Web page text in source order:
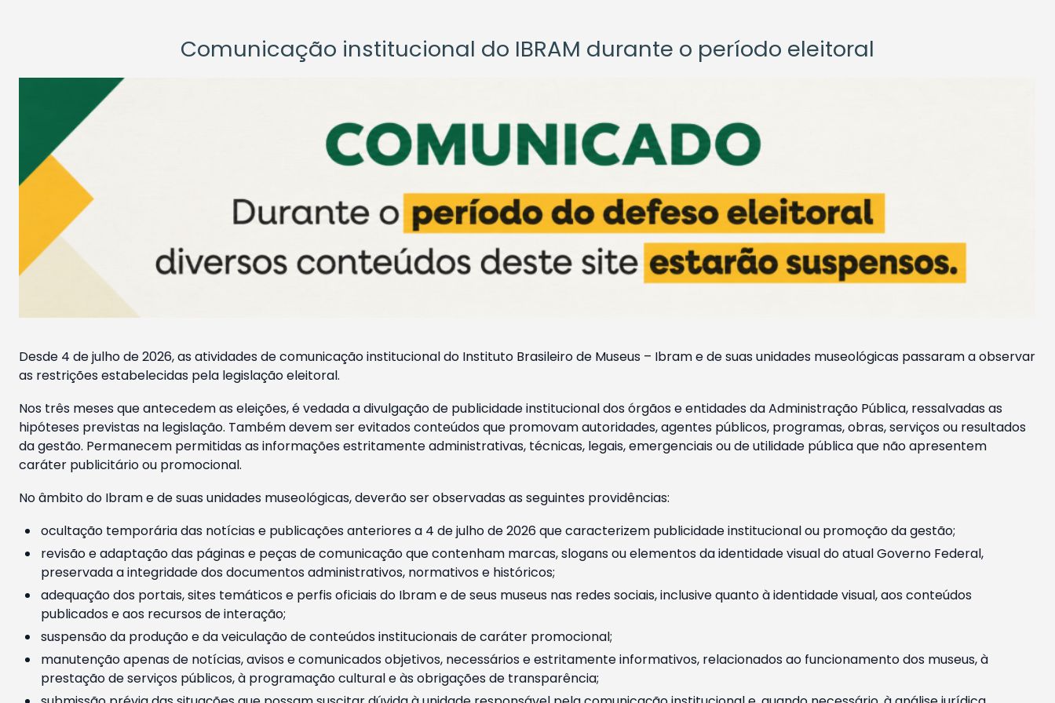
Comunicação institucional do IBRAM durante o período eleitoral
Desde 4 de julho de 2026, as atividades de comunicação institucional do Instituto Brasileiro de Museus – Ibram e de suas unidades museológicas passaram a observar
as restrições estabelecidas pela legislação eleitoral.
Nos três meses que antecedem as eleições, é vedada a divulgação de publicidade institucional dos órgãos e entidades da Administração Pública, ressalvadas as
hipóteses previstas na legislação. Também devem ser evitados conteúdos que promovam autoridades, agentes públicos, programas, obras, serviços ou resultados
da gestão. Permanecem permitidas as informações estritamente administrativas, técnicas, legais, emergenciais ou de utilidade pública que não apresentem
caráter publicitário ou promocional.
No âmbito do Ibram e de suas unidades museológicas, deverão ser observadas as seguintes providências:
ocultação temporária das notícias e publicações anteriores a 4 de julho de 2026 que caracterizem publicidade institucional ou promoção da gestão;
revisão e adaptação das páginas e peças de comunicação que contenham marcas, slogans ou elementos da identidade visual do atual Governo Federal,
preservada a integridade dos documentos administrativos, normativos e históricos;
adequação dos portais, sites temáticos e perfis oficiais do Ibram e de seus museus nas redes sociais, inclusive quanto à identidade visual, aos conteúdos
publicados e aos recursos de interação;
suspensão da produção e da veiculação de conteúdos institucionais de caráter promocional;
manutenção apenas de notícias, avisos e comunicados objetivos, necessários e estritamente informativos, relacionados ao funcionamento dos museus, à
prestação de serviços públicos, à programação cultural e às obrigações de transparência;